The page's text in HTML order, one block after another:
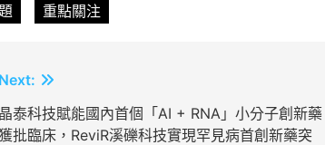
重點關注
Next:
晶泰科技賦能國內首個「AI + RNA」小分子創新藥
批臨床，ReviR溪礫科技實現罕見病首創新藥突